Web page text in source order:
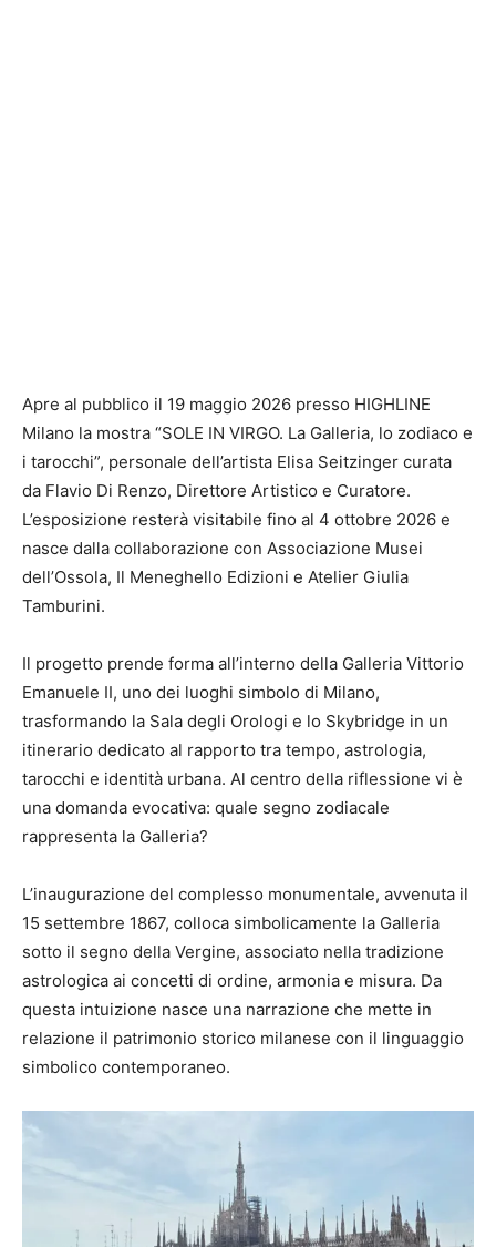
Apre al pubblico il 19 maggio 2026 presso HIGHLINE
Milano la mostra “SOLE IN VIRGO. La Galleria, lo zodiaco e
i tarocchi”, personale dell’artista Elisa Seitzinger curata
da Flavio Di Renzo, Direttore Artistico e Curatore.
L’esposizione resterà visitabile fino al 4 ottobre 2026 e
nasce dalla collaborazione con Associazione Musei
dell’Ossola, Il Meneghello Edizioni e Atelier Giulia
Tamburini.
Il progetto prende forma all’interno della Galleria Vittorio
Emanuele II, uno dei luoghi simbolo di Milano,
trasformando la Sala degli Orologi e lo Skybridge in un
itinerario dedicato al rapporto tra tempo, astrologia,
tarocchi e identità urbana. Al centro della riflessione vi è
una domanda evocativa: quale segno zodiacale
rappresenta la Galleria?
L’inaugurazione del complesso monumentale, avvenuta il
15 settembre 1867, colloca simbolicamente la Galleria
sotto il segno della Vergine, associato nella tradizione
astrologica ai concetti di ordine, armonia e misura. Da
questa intuizione nasce una narrazione che mette in
relazione il patrimonio storico milanese con il linguaggio
simbolico contemporaneo.